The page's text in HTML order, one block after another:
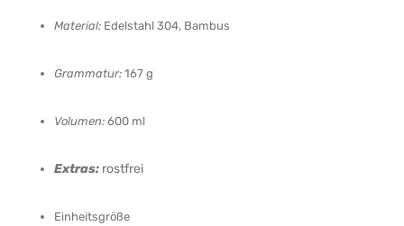
Material: Edelstahl 304, Bambus
Grammatur: 167 g
Volumen: 600 ml
Extras: rostfrei
Einheitsgröße